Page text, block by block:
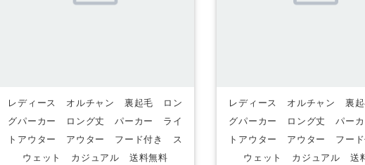
レディース オルチャン 裏起毛 ロン
グパーカー ロング丈 パーカー ライ
トアウター アウター フード付き ス
ウェット カジュアル 送料無料
レディース オルチャン 裏
グパーカー ロング丈 パー
トアウター アウター フー
ウェット カジュアル 送